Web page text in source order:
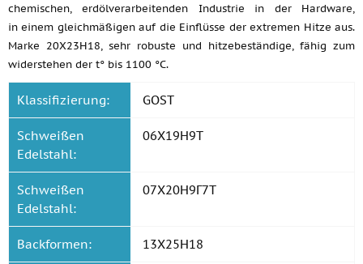
chemischen, erdölverarbeitenden Industrie in der Hardware,
in einem gleichmäßigen auf die Einflüsse der extremen Hitze aus.
Marke 20Х23Н18, sehr robuste und hitzebeständige, fähig zum
widerstehen der t° bis 1100 °C.
Klassifizierung: GOST
Schweißen
Edelstahl:
06Х19Н9Т
Schweißen
Edelstahl:
07Х20Н9Г7Т
Backformen: 13Х25Н18